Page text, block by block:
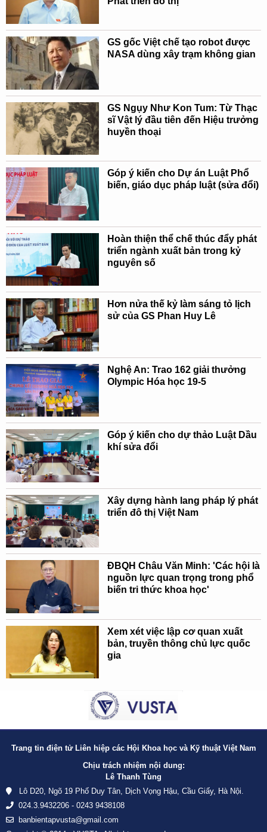
GS gốc Việt chế tạo robot được
NASA dùng xây trạm không gian
GS Ngụy Như Kon Tum: Từ Thạc
sĩ Vật lý đầu tiên đến Hiệu trưởng
huyền thoại
Góp ý kiến cho Dự án Luật Phổ
biến, giáo dục pháp luật (sửa đổi)
Hoàn thiện thể chế thúc đẩy phát
triển ngành xuất bản trong kỷ
nguyên số
Hơn nửa thế kỷ làm sáng tỏ lịch
sử của GS Phan Huy Lê
Nghệ An: Trao 162 giải thưởng
Olympic Hóa học 19-5
Góp ý kiến cho dự thảo Luật Dầu
khí sửa đổi
Xây dựng hành lang pháp lý phát
triển đô thị Việt Nam
ĐBQH Châu Văn Minh: 'Các hội là
nguồn lực quan trọng trong phổ
biến tri thức khoa học'
Xem xét việc lập cơ quan xuất
bản, truyền thông chủ lực quốc
gia
Trang tin điện tử Liên hiệp các Hội Khoa học và Kỹ thuật Việt Nam
Chịu trách nhiệm nội dung:
Lê Thanh Tùng
Lô D20, Ngõ 19 Phố Duy Tân, Dịch Vọng Hậu, Cầu Giấy, Hà Nội.
024.3.9432206 - 0243 9438108
banbientapvusta@gmail.com